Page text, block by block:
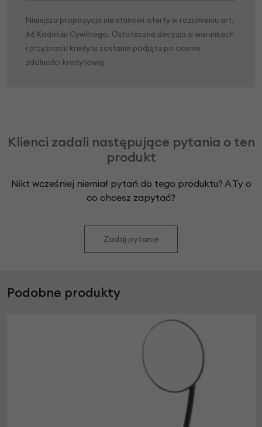
Niniejsza propozycja nie stanowi oferty w rozumieniu art.
66 Kodeksu Cywilnego. Ostateczna decyzja o warunkach
i przyznaniu kredytu zostanie podjęta po ocenie
zdolności kredytowej.
Klienci zadali następujące pytania o ten
produkt
Nikt wcześniej niemiał pytań do tego produktu? A Ty o
co chcesz zapytać?
Zadaj pytanie
Podobne produkty